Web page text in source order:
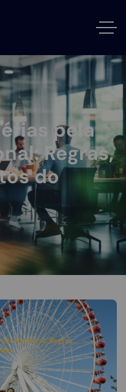
pela
Regras,
do